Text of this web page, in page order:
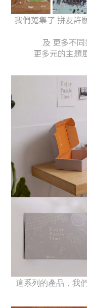
我們蒐集了 拼友許
及 更多不
更多元的主題
這系列的產品，我